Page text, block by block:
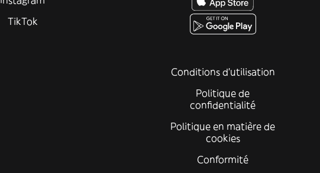
TikTok
Conditions d'utilisation
Politique de
confidentialité
Politique en matière de
cookies
Conformité